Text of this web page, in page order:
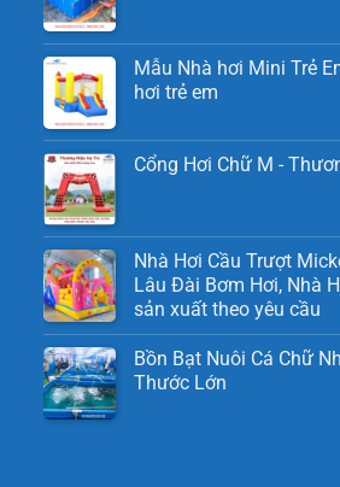
Mẫu Nhà hơi Mini Trẻ
hơi trẻ em
Cổng Hơi Chữ M -
Nhà Hơi Cầu Trượt
Lâu Đài Bơm Hơi, Nhà
sản xuất theo yêu cầu
Bồn Bạt Nuôi Cá Chữ
Thước Lớn